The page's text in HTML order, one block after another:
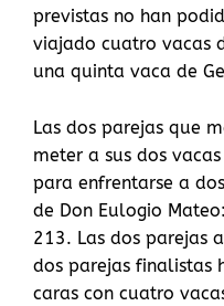
previstas no han
viajado cuatro vacas
una quinta vaca de
Las dos parejas que
meter a sus dos
para enfrentarse a
de Don Eulogio
213. Las dos parejas
dos parejas finalistas
caras con cuatro